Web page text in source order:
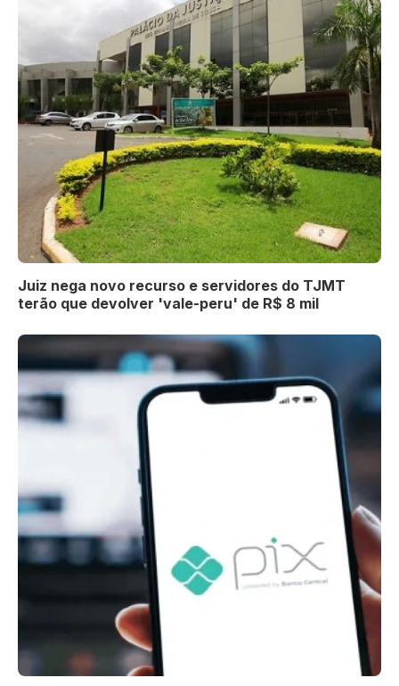
Juiz nega novo recurso e servidores do TJMT
terão que devolver 'vale-peru' de R$ 8 mil